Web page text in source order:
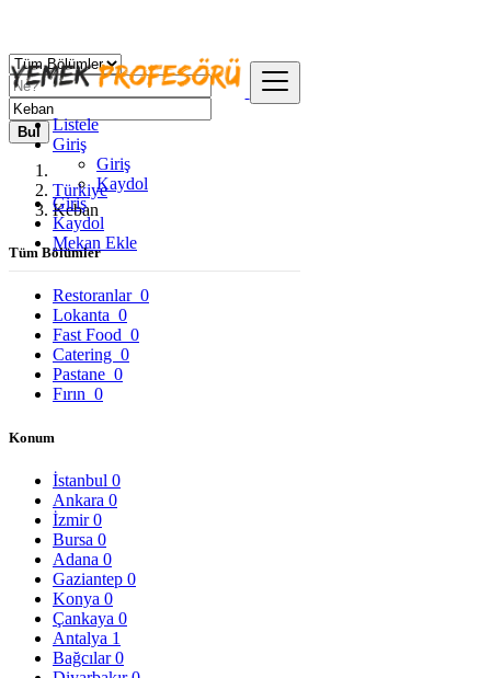
Listele
Giriş
Giriş
Kaydol
Giriş
Kaydol
Mekan Ekle
Bul
Türkiye
Keban
Tüm Bölümler
Restoranlar 0
Lokanta 0
Fast Food 0
Catering 0
Pastane 0
Fırın 0
Konum
İstanbul 0
Ankara 0
İzmir0
Bursa 0
Adana 0
Gaziantep 0
Konya 0
Çankaya 0
Antalya 1
Bağcılar0